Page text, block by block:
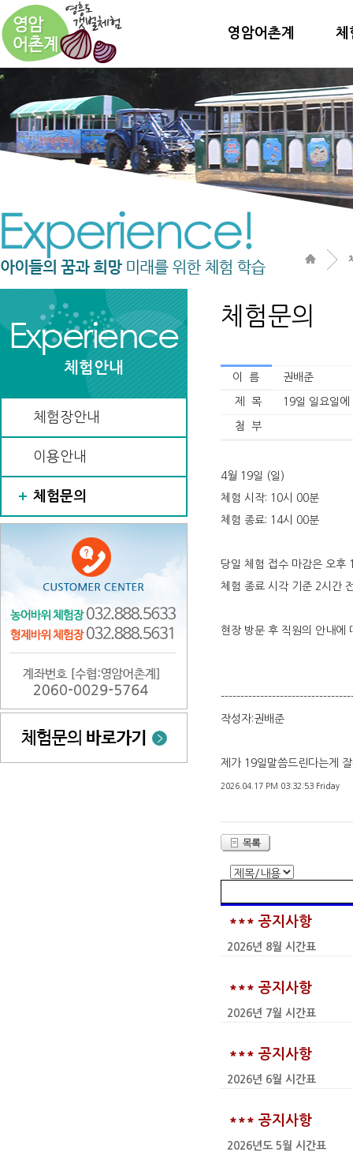
영암어촌계 체
체험안내
체험장안내
이용안내
체험문의
체험문의
이 름 권배준
제 목 19일 일요일에
첨 부
4월 19일 (일)
체험 시작: 10시 00분
체험 종료: 14시 00분
당일 체험 접수 마감은 오후
체험 종료 시각 기준 2시간
현장 방문 후 직원의 안내에
작성자:권배준
제가 19일말씀드린다는게
2026.04.17 PM 03:32:53 Friday
*** 공지사항
2026년 8월 시간표
*** 공지사항
2026년 7월 시간표
*** 공지사항
2026년 6월 시간표
*** 공지사항
2026년도 5월 시간표